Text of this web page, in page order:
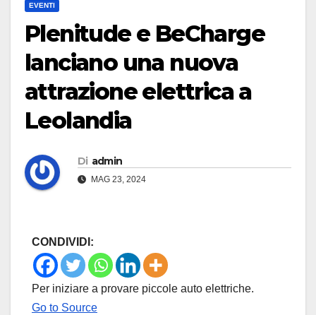
EVENTI
Plenitude e BeCharge
lanciano una nuova
attrazione elettrica a
Leolandia
Di admin
MAG 23, 2024
CONDIVIDI:
Per iniziare a provare piccole auto elettriche.
Go to Source